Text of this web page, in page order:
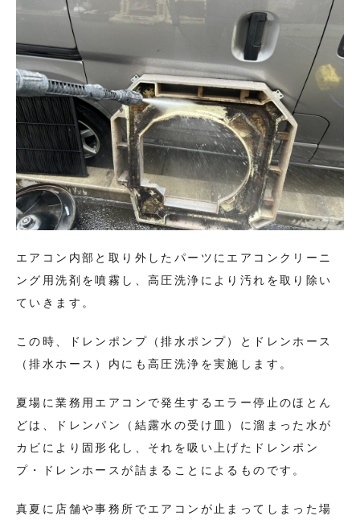
エアコン内部と取り外したパーツにエアコンクリーニ
ング用洗剤を噴霧し、高圧洗浄により汚れを取り除い
ていきます。
この時、ドレンポンプ（排水ポンプ）とドレンホース
（排水ホース）内にも高圧洗浄を実施します。
夏場に業務用エアコンで発生するエラー停止のほとん
どは、ドレンパン（結露水の受け皿）に溜まった水が
カビにより固形化し、それを吸い上げたドレンポン
プ・ドレンホースが詰まることによるものです。
真夏に店舗や事務所でエアコンが止まってしまった場